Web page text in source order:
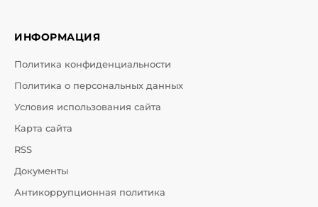
ИНФОРМАЦИЯ
Политика конфиденциальности
Политика о персональных данных
Условия использования сайта
Карта сайта
RSS
Документы
Антикоррупционная политика